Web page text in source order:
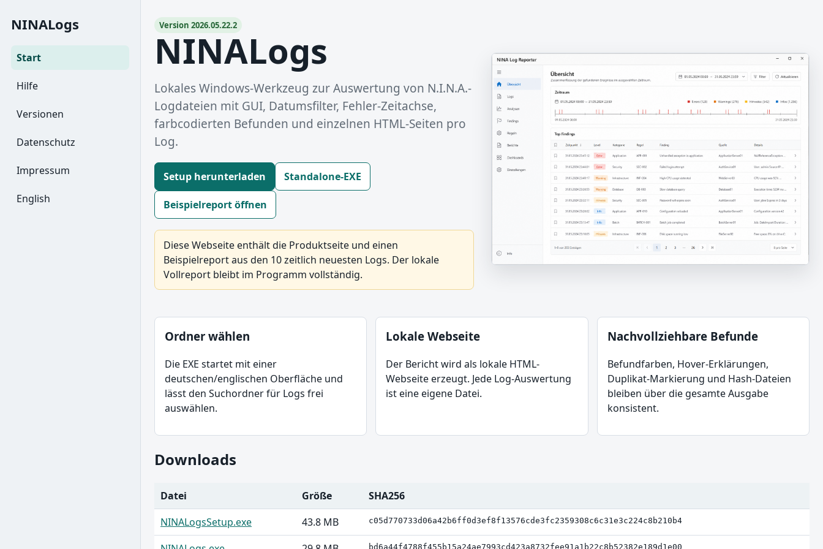
NINALogs
Start
Hilfe
Versionen
Datenschutz
Impressum
English
Version 2026.05.22.2
NINALogs
Lokales Windows-Werkzeug zur Auswertung von N.I.N.A.-
Logdateien mit GUI, Datumsfilter, Fehler-Zeitachse,
farbcodierten Befunden und einzelnen HTML-Seiten pro
Log.
Setup herunterladen Standalone-EXE
Beispielreport öffnen
Diese Webseite enthält die Produktseite und einen
Beispielreport aus den 10 zeitlich neuesten Logs. Der lokale
Vollreport bleibt im Programm vollständig.
Ordner wählen
Die EXE startet mit einer
deutschen/englischen Oberfläche und
lässt den Suchordner für Logs frei
auswählen.
Lokale Webseite
Der Bericht wird als lokale HTML-
Webseite erzeugt. Jede Log-Auswertung
ist eine eigene Datei.
Nachvollziehbare Befunde
Befundfarben, Hover-Erklärungen,
Duplikat-Markierung und Hash-Dateien
bleiben über die gesamte Ausgabe
konsistent.
Downloads
Datei Größe
SHA256
NINALogsSetup.exe
43.8 MB c05d770733d06a42b6ff0d3ef8f13576cde3fc2359308c6c31e3c224c8b210b4
bd6a44f4788f455b15a24ae7993cd423a8732fee91a1b22c8b52382e189d1e00